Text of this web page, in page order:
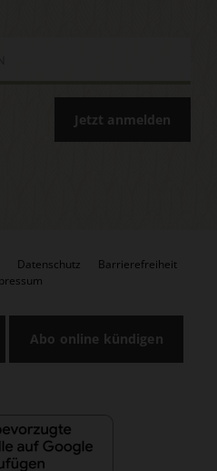
Jetzt anmelden
Datenschutz
Barrierefreiheit
Abo online kündigen